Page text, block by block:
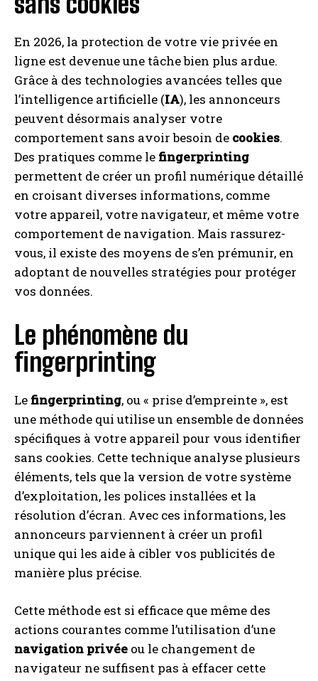
I WANT IN
I've read and accept thePrivacy Policy.
A LIRE :
Agence web PrestaShop à Lyon : laquelle
peut vraiment faire la différence ?
En 2026, la protection de votre vie privée en
ligne est devenue une tâche bien plus ardue.
Grâce à des technologies avancées telles que
l’intelligence artificielle (IA), les annonceurs
peuvent désormais analyser votre
comportement sans avoir besoin de cookies.
Des pratiques comme le fingerprinting
permettent de créer un profil numérique détaillé
en croisant diverses informations, comme
votre appareil, votre navigateur, et même votre
comportement de navigation. Mais rassurez-
vous, il existe des moyens de s’en prémunir, en
adoptant de nouvelles stratégies pour protéger
vos données.
Le phénomène du
fingerprinting
Le fingerprinting, ou « prise d’empreinte », est
une méthode qui utilise un ensemble de données
spécifiques à votre appareil pour vous identifier
sans cookies. Cette technique analyse plusieurs
éléments, tels que la version de votre système
d’exploitation, les polices installées et la
résolution d’écran. Avec ces informations, les
annonceurs parviennent à créer un profil
unique qui les aide à cibler vos publicités de
manière plus précise.
Cette méthode est si efficace que même des
actions courantes comme l’utilisation d’une
navigation privée ou le changement de
navigateur ne suffisent pas à effacer cette